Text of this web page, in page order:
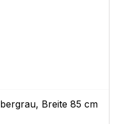
Breite 85 cm